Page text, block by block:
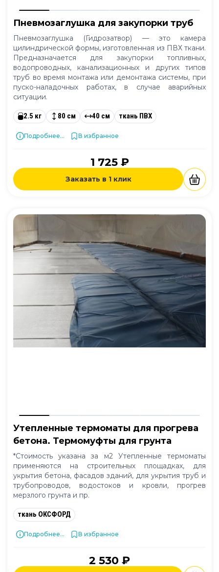
Пневмозаглушка для закупорки труб
Пневмозаглушка (Гидрозатвор) — это камера
цилиндрической формы, изготовленная из ПВХ ткани.
Предназначается для закупорки топливных,
водопроводных, канализационных и других типов
труб во время монтажа или демонтажа системы, при
пуско-наладочных работах, в случае аварийных
ситуации.
2.5 кг 80 см 40 см ткань ПВХ
Подробнее... В избранное
1 725 ₽
Заказать в 1 клик
Утепленные термоматы для прогрева
бетона. Термомуфты для грунта
*Стоимость указана за м2 Утепленные термоматы
применяются на строительных площадках, для
укрытия бетона, фасадов зданий, для укрытия труб и
трубопроводов, водостоков и кровли, прогрев
мерзлого грунта и пр.
ткань ОКСФОРД
Подробнее... В избранное
2 530 ₽